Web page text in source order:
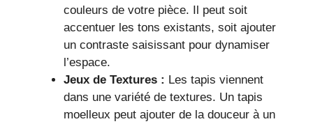
couleurs de votre pièce. Il peut soit
accentuer les tons existants, soit ajouter
un contraste saisissant pour dynamiser
l’espace.
Jeux de Textures : Les tapis viennent
dans une variété de textures. Un tapis
moelleux peut ajouter de la douceur à un